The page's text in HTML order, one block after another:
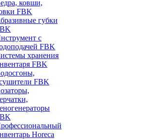
ковши,
FBK
губки
с
FBK
хранения
FBK
FBK
Horeca